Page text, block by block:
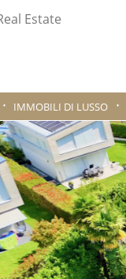
Estate
IMMOBILI DI LUSSO